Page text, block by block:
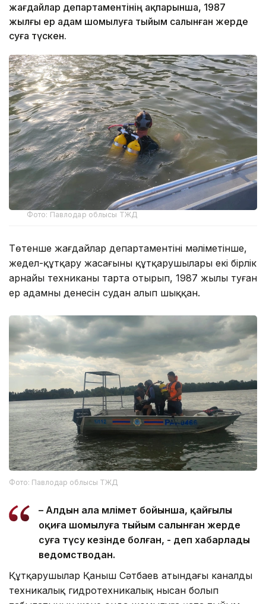
жағдайлар департаментінің ақпарынша, 1987
жылғы ер адам шомылуға тыйым салынған жерде
суға түскен.
Фото: Павлодар облысы ТЖД
Төтенше жағдайлар департаментінің мәліметінше,
жедел-құтқару жасағының құтқарушылары екі бірлік
арнайы техниканы тарта отырып, 1987 жылы туған
ер адамның денесін судан алып шыққан.
Фото: Павлодар облысы ТЖД
– Алдын ала мәлімет бойынша, қайғылы
оқиға шомылуға тыйым салынған жерде
суға түсу кезінде болған, - деп хабарлады
ведомстводан.
Құтқарушылар Қаныш Сәтбаев атындағы каналдың
техникалық гидротехникалық нысан болып